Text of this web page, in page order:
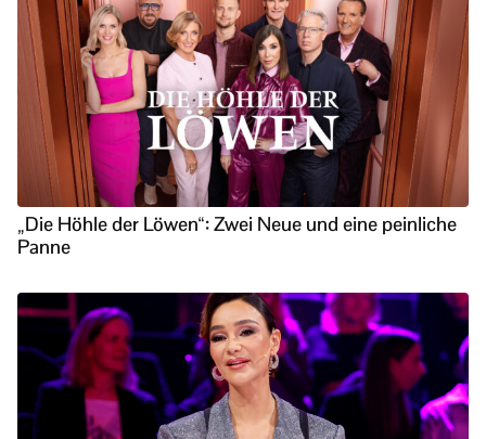
„Die Höhle der Löwen“: Zwei Neue und eine peinliche
Panne